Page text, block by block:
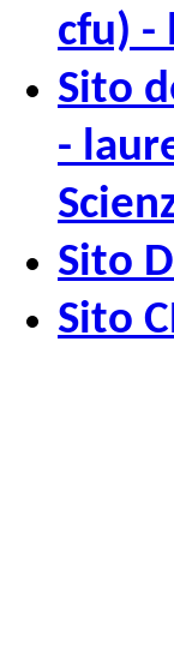
cfu) -
Sito
-
Sito
Sito